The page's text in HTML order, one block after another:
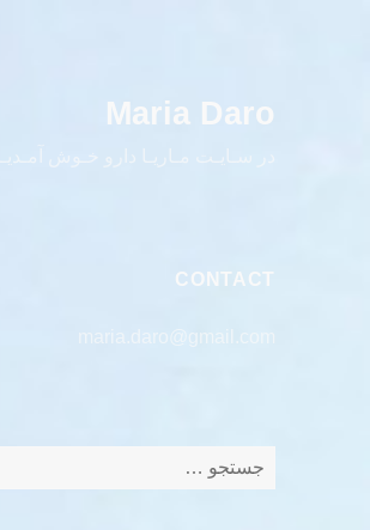
Maria Daro
در سـایـت مـاریـا دارو خـوش آمـدیـد
CONTACT
برای: